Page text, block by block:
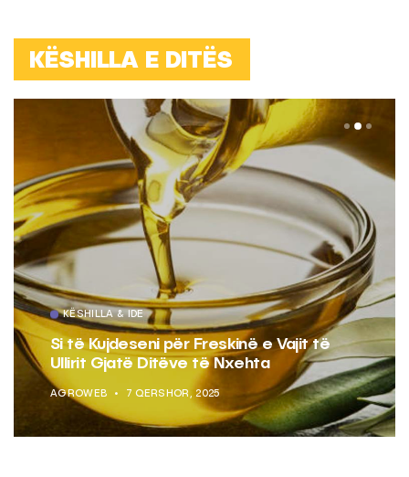
KËSHILLA E DITËS
KËSHILLA & IDE
Si të Kujdeseni për Freskinë e Vajit të
Ullirit Gjatë Ditëve të Nxehta
AGROWEB 7 QERSHOR, 2025